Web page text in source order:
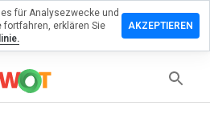
für Analysezwecke und
fortfahren, erklären Sie
AKZEPTIEREN